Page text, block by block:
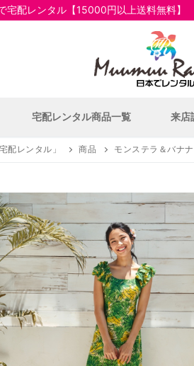
配レンタル【15000円以上送料無料】
宅配レンタル商品一覧 来店
て
一覧
配レンタル」 商品 モンステラ＆バナ